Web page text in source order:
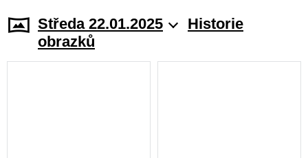
Středa 22.01.2025
Historie
obrazků